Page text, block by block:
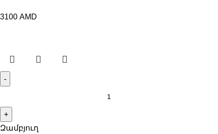
3100 AMD
Զամբյուղ